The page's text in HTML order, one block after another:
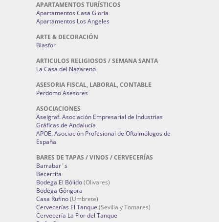
APARTAMENTOS TURÍSTICOS
Apartamentos Casa Gloria
Apartamentos Los Angeles
ARTE & DECORACIÓN
Blasfor
ARTICULOS RELIGIOSOS / SEMANA SANTA
La Casa del Nazareno
ASESORIA FISCAL, LABORAL, CONTABLE
Perdomo Asesores
ASOCIACIONES
Aseigraf. Asociación Empresarial de Industrias
Gráficas de Andalucía
APOE. Asociación Profesional de Oftalmólogos de
España
BARES DE TAPAS / VINOS / CERVECERÍAS
Barrabar´s
Becerrita
Bodega El Bólido(Olivares)
Bodega Góngora
Casa Rufino(Umbrete)
Cervecerías El Tanque (Sevilla y Tomares)
Cervecería La Flor del Tanque